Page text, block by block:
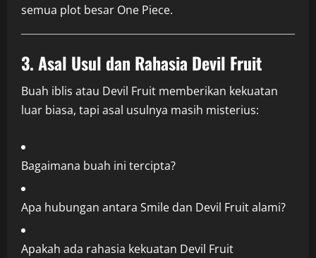
semua plot besar One Piece.
3. Asal Usul dan Rahasia Devil Fruit
Buah iblis atau Devil Fruit memberikan kekuatan
luar biasa, tapi asal usulnya masih misterius:
Bagaimana buah ini tercipta?
Apa hubungan antara Smile dan Devil Fruit alami?
Apakah ada rahasia kekuatan Devil Fruit